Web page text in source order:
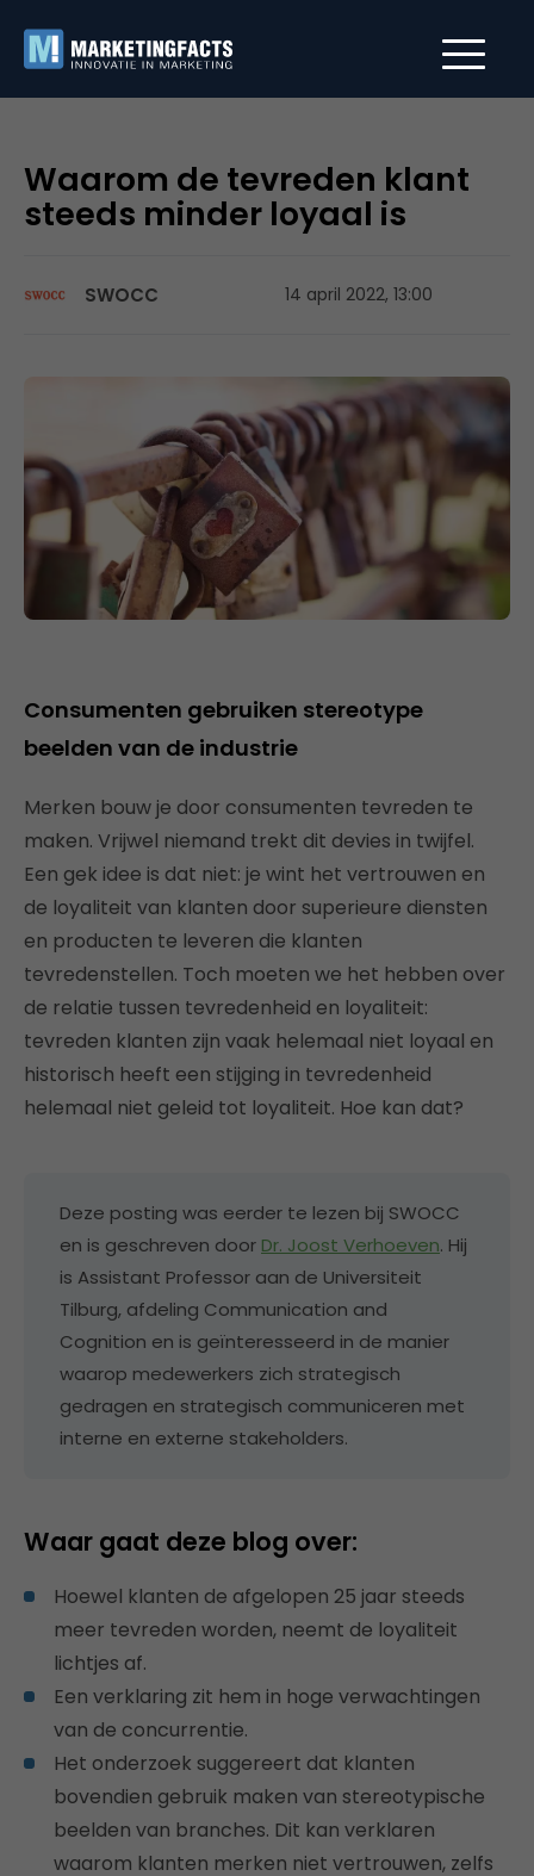
Waarom de tevreden klant
steeds minder loyaal is
SWOCC 14 april 2022, 13:00
Consumenten gebruiken stereotype
beelden van de industrie
Merken bouw je door consumenten tevreden te
maken. Vrijwel niemand trekt dit devies in twijfel.
Een gek idee is dat niet: je wint het vertrouwen en
de loyaliteit van klanten door superieure diensten
en producten te leveren die klanten
tevredenstellen. Toch moeten we het hebben over
de relatie tussen tevredenheid en loyaliteit:
tevreden klanten zijn vaak helemaal niet loyaal en
historisch heeft een stijging in tevredenheid
helemaal niet geleid tot loyaliteit. Hoe kan dat?
Deze posting was eerder te lezen bij SWOCC
en is geschreven door Dr. Joost Verhoeven. Hij
is Assistant Professor aan de Universiteit
Tilburg, afdeling Communication and
Cognition en is geïnteresseerd in de manier
waarop medewerkers zich strategisch
gedragen en strategisch communiceren met
interne en externe stakeholders.
Waar gaat deze blog over:
Hoewel klanten de afgelopen 25 jaar steeds
meer tevreden worden, neemt de loyaliteit
lichtjes af.
Een verklaring zit hem in hoge verwachtingen
van de concurrentie.
Het onderzoek suggereert dat klanten
bovendien gebruik maken van stereotypische
beelden van branches. Dit kan verklaren
waarom klanten merken niet vertrouwen, zelfs